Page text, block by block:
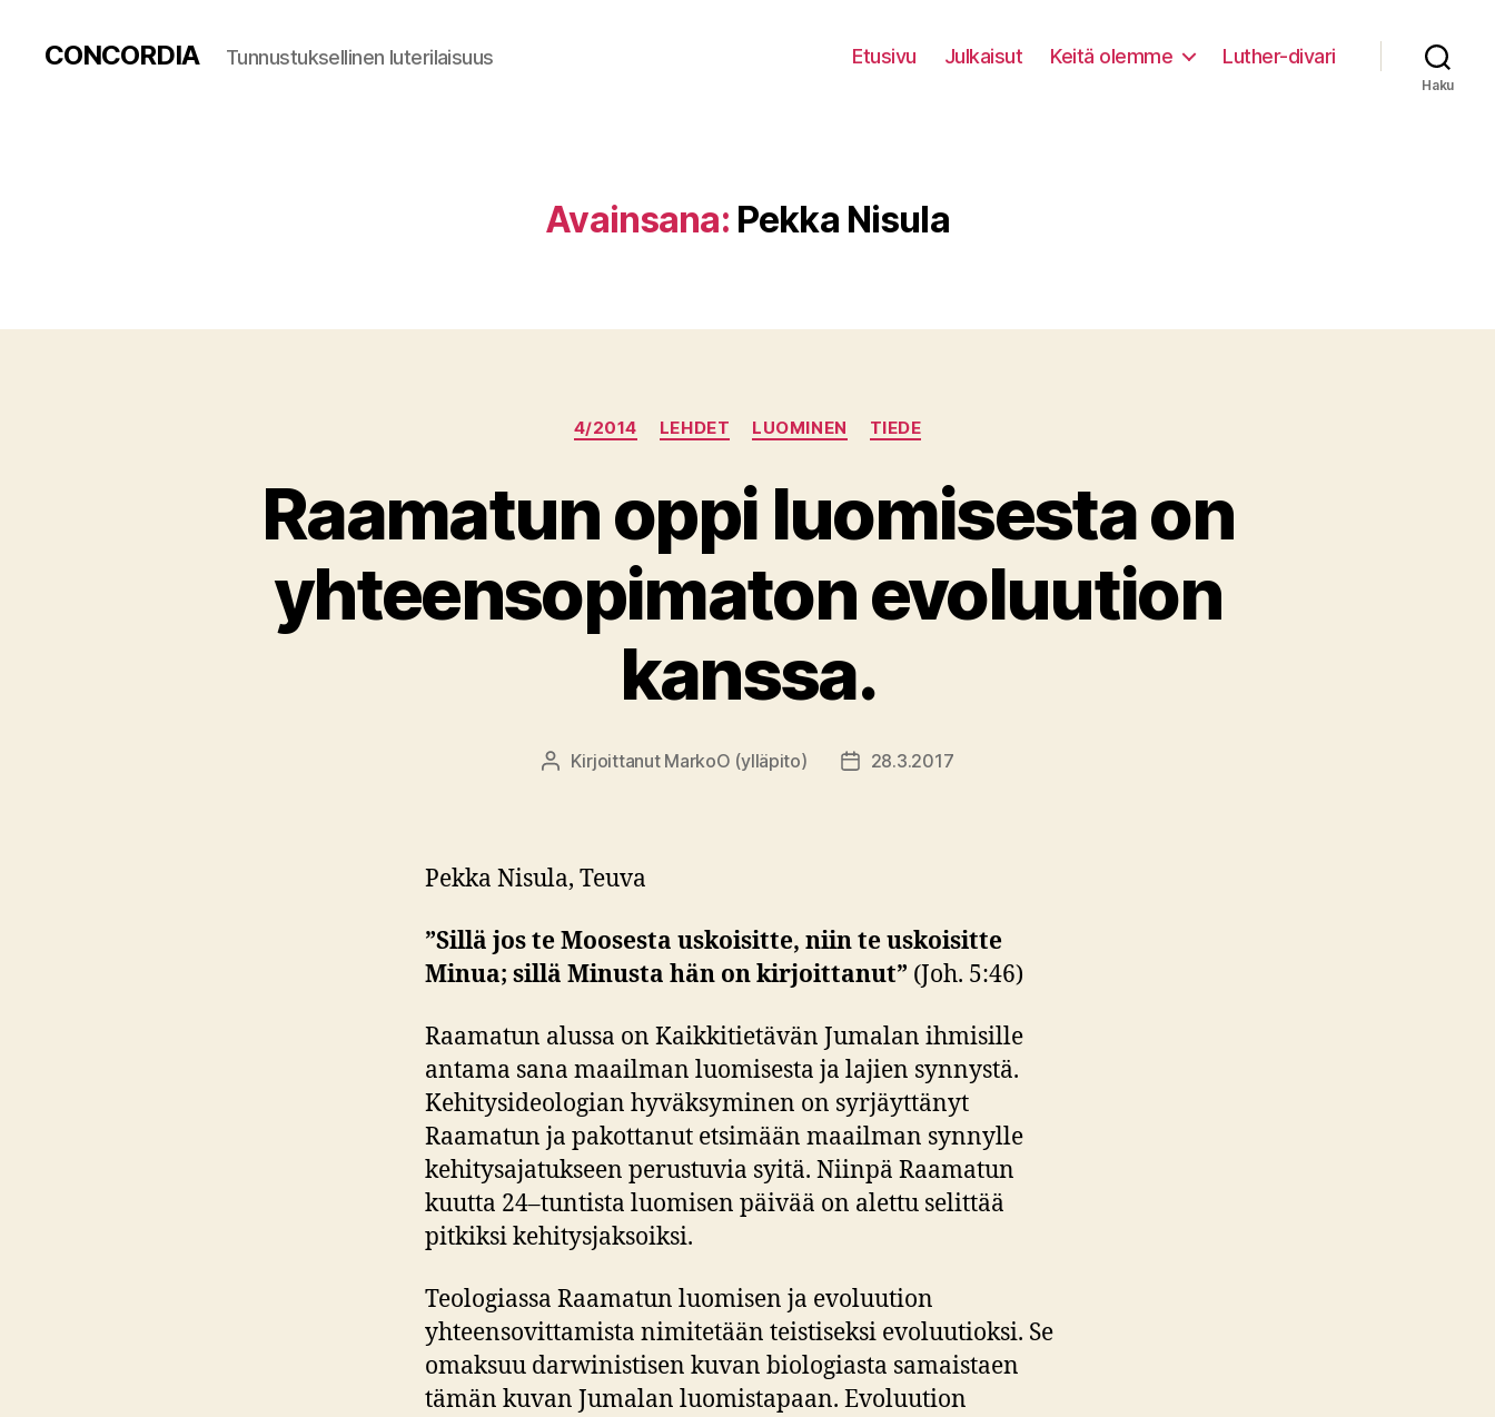
CONCORDIA Tunnustuksellinen luterilaisuus Etusivu Julkaisut Keitä olemme Luther-divari
Haku
Avainsana: Pekka Nisula
Kategoriat
4/2014 LEHDET LUOMINEN TIEDE
Raamatun oppi luomisesta on
yhteensopimaton evoluution
kanssa.
Kirjoittaja
Kirjoittanut MarkoO (ylläpito) Julkaisupäivämäärä
28.3.2017
Pekka Nisula, Teuva
”Sillä jos te Moosesta uskoisitte, niin te uskoisitte
Minua; sillä Minusta hän on kirjoittanut” (Joh. 5:46)
Raamatun alussa on Kaikkitietävän Jumalan ihmisille
antama sana maailman luomisesta ja lajien synnystä.
Kehitysideologian hyväksyminen on syrjäyttänyt
Raamatun ja pakottanut etsimään maailman synnylle
kehitysajatukseen perustuvia syitä. Niinpä Raamatun
kuutta 24–tuntista luomisen päivää on alettu selittää
pitkiksi kehitysjaksoiksi.
Teologiassa Raamatun luomisen ja evoluution
yhteensovittamista nimitetään teistiseksi evoluutioksi. Se
omaksuu darwinistisen kuvan biologiasta samaistaen
tämän kuvan Jumalan luomistapaan. Evoluution